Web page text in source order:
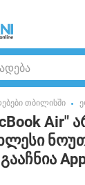
თბილისში
Air"